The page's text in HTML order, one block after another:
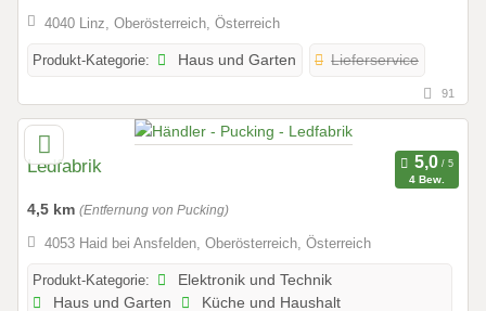
4040 Linz, Oberösterreich, Österreich
Produkt-Kategorie: Haus und Garten Lieferservice
91
Ledfabrik
4 Bew.
4,5 km (Entfernung von Pucking)
4053 Haid bei Ansfelden, Oberösterreich, Österreich
Produkt-Kategorie:
Elektronik und Technik
Haus und Garten
Küche und Haushalt